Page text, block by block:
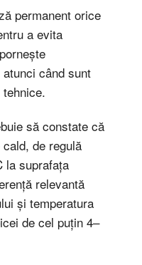
permanent orice
a evita
când sunt
să constate că
de regulă
la suprafața
relevantă
și temperatura
de cel puțin 4–